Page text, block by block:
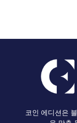
코인 에디션은